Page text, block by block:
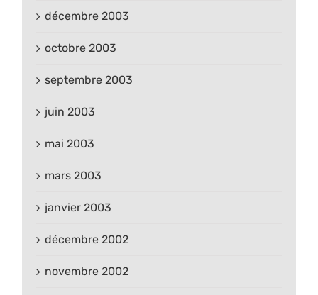
décembre 2003
octobre 2003
septembre 2003
juin 2003
mai 2003
mars 2003
janvier 2003
décembre 2002
novembre 2002